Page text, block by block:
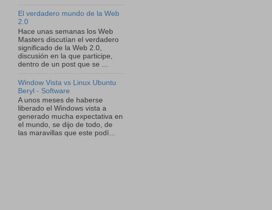
El verdadero mundo de la Web
2.0
Hace unas semanas los Web
Masters discutían el verdadero
significado de la Web 2.0,
discusión en la que participe,
dentro de un post que se ...
Window Vista vs Linux Ubuntu
Beryl - Software
A unos meses de haberse
liberado el Windows vista a
generado mucha expectativa en
el mundo, se dijo de todo, de
las maravillas que este podí...